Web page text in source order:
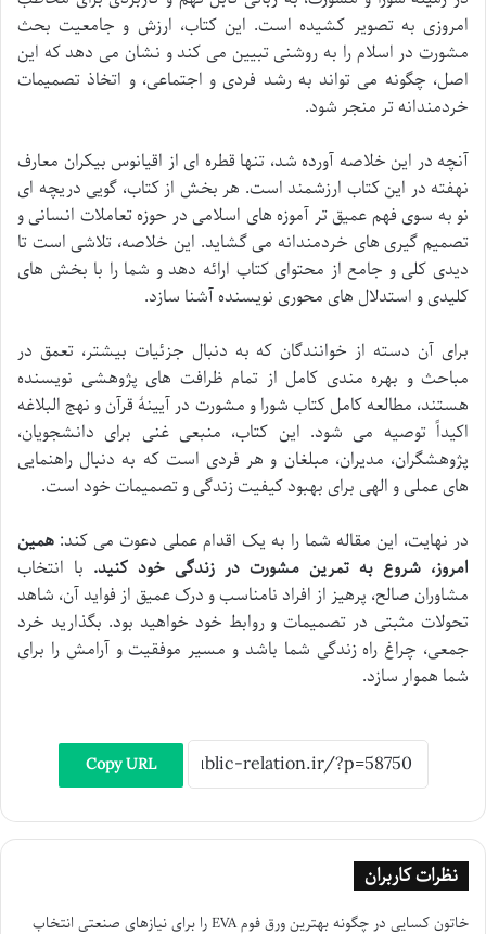
امروزی به تصویر کشیده است. این کتاب، ارزش و جامعیت بحث
مشورت در اسلام را به روشنی تبیین می کند و نشان می دهد که این
اصل، چگونه می تواند به رشد فردی و اجتماعی، و اتخاذ تصمیمات
خردمندانه تر منجر شود.
آنچه در این خلاصه آورده شد، تنها قطره ای از اقیانوس بیکران معارف
نهفته در این کتاب ارزشمند است. هر بخش از کتاب، گویی دریچه ای
نو به سوی فهم عمیق تر آموزه های اسلامی در حوزه تعاملات انسانی و
تصمیم گیری های خردمندانه می گشاید. این خلاصه، تلاشی است تا
دیدی کلی و جامع از محتوای کتاب ارائه دهد و شما را با بخش های
کلیدی و استدلال های محوری نویسنده آشنا سازد.
برای آن دسته از خوانندگان که به دنبال جزئیات بیشتر، تعمق در
مباحث و بهره مندی کامل از تمام ظرافت های پژوهشی نویسنده
هستند، مطالعه کامل کتاب شورا و مشورت در آیینۀ قرآن و نهج البلاغه
اکیداً توصیه می شود. این کتاب، منبعی غنی برای دانشجویان،
پژوهشگران، مدیران، مبلغان و هر فردی است که به دنبال راهنمایی
های عملی و الهی برای بهبود کیفیت زندگی و تصمیمات خود است.
در نهایت، این مقاله شما را به یک اقدام عملی دعوت می کند: همین
امروز، شروع به تمرین مشورت در زندگی خود کنید. با انتخاب
مشاوران صالح، پرهیز از افراد نامناسب و درک عمیق از فواید آن، شاهد
تحولات مثبتی در تصمیمات و روابط خود خواهید بود. بگذارید خرد
جمعی، چراغ راه زندگی شما باشد و مسیر موفقیت و آرامش را برای
شما هموار سازد.
Copy URL
نظرات کاربران
خاتون کسایی در
چگونه بهترین ورق فوم EVA را برای نیازهای صنعتی انتخاب